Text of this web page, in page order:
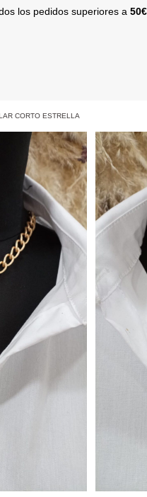
los pedidos superiores a 50€
CORTO ESTRELLA